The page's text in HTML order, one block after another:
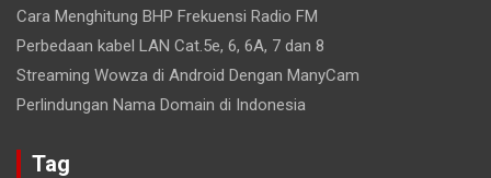
Cara Menghitung BHP Frekuensi Radio FM
Perbedaan kabel LAN Cat.5e, 6, 6A, 7 dan 8
Streaming Wowza di Android Dengan ManyCam
Perlindungan Nama Domain di Indonesia
Tag